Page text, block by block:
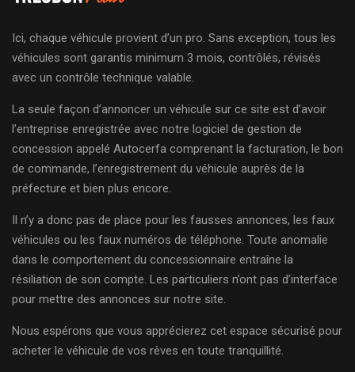
Ici, chaque véhicule provient d’un pro. Sans exception, tous les
véhicules sont garantis minimum 3 mois, contrôlés, révisés
avec un contrôle technique valable.
La seule façon d’annoncer un véhicule sur ce site est d’avoir
l’entreprise enregistrée avec notre logiciel de gestion de
concession appelé Autocerfa comprenant la facturation, le bon
de commande, l’enregistrement du véhicule auprès de la
préfecture et bien plus encore.
Il n’y a donc pas de place pour les fausses annonces, les faux
véhicules ou les faux numéros de téléphone. Toute anomalie
dans le comportement du concessionnaire entraîne la
résiliation de son compte. Les particuliers n’ont pas d’interface
pour mettre des annonces sur notre site.
Nous espérons que vous apprécierez cet espace sécurisé pour
acheter le véhicule de vos rêves en toute tranquillité.